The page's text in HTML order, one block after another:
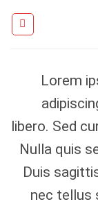
Lorem
libero. Sed
Nulla quis
Duis
nec tellus